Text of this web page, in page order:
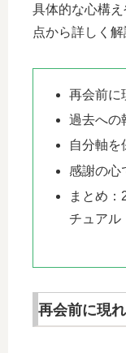
具体的な心構
点から詳しく解
再会前に
過去への
自分軸を
感謝の心
まとめ：
チュアル
再会前に現